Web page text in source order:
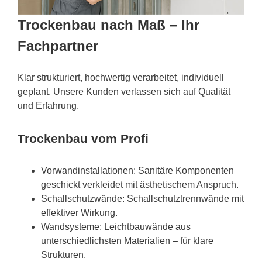
Trockenbau nach Maß – Ihr
Fachpartner
Klar strukturiert, hochwertig verarbeitet, individuell
geplant. Unsere Kunden verlassen sich auf Qualität
und Erfahrung.
Trockenbau vom Profi
Vorwandinstallationen: Sanitäre Komponenten
geschickt verkleidet mit ästhetischem Anspruch.
Schallschutzwände: Schallschutztrennwände mit
effektiver Wirkung.
Wandsysteme: Leichtbauwände aus
unterschiedlichsten Materialien – für klare
Strukturen.